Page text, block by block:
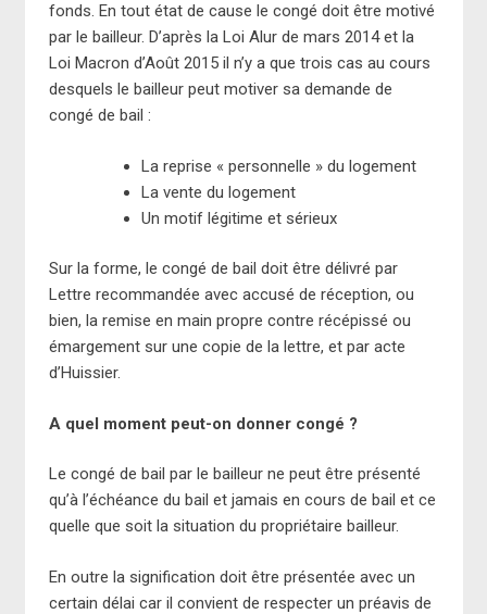
fonds. En tout état de cause le congé doit être motivé
par le bailleur. D’après la Loi Alur de mars 2014 et la
Loi Macron d’Août 2015 il n’y a que trois cas au cours
desquels le bailleur peut motiver sa demande de
congé de bail :
La reprise « personnelle » du logement
La vente du logement
Un motif légitime et sérieux
Sur la forme, le congé de bail doit être délivré par
Lettre recommandée avec accusé de réception, ou
bien, la remise en main propre contre récépissé ou
émargement sur une copie de la lettre, et par acte
d’Huissier.
A quel moment peut-on donner congé ?
Le congé de bail par le bailleur ne peut être présenté
qu’à l’échéance du bail et jamais en cours de bail et ce
quelle que soit la situation du propriétaire bailleur.
En outre la signification doit être présentée avec un
certain délai car il convient de respecter un préavis de